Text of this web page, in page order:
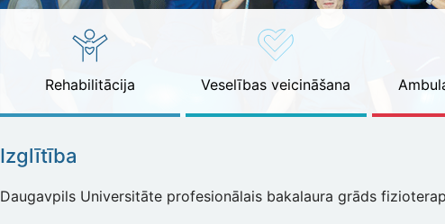
Rehabilitācija Veselības veicināšana
Izglītība
Daugavpils Universitāte profesionālais bakalaura grāds